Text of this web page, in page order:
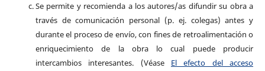
Se permite y recomienda a los autores/as difundir su obra a
través de comunicación personal (p. ej. colegas) antes y
durante el proceso de envío, con fines de retroalimentación o
enriquecimiento de la obra lo cual puede producir
intercambios interesantes. (Véase El efecto del acceso